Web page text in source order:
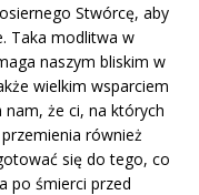
Stwórcę, aby
Taka modlitwa w
naszym bliskim w
wielkim wsparciem
że ci, na których
również
się do tego, co
po śmierci przed